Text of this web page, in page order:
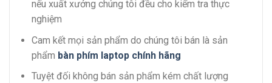
nếu xuất xưởng chúng tôi đều cho kiểm tra thực
nghiệm
Cam kết mọi sản phẩm do chúng tôi bán là sản
phẩm bàn phím laptop chính hãng
Tuyệt đối không bán sản phẩm kém chất lượng